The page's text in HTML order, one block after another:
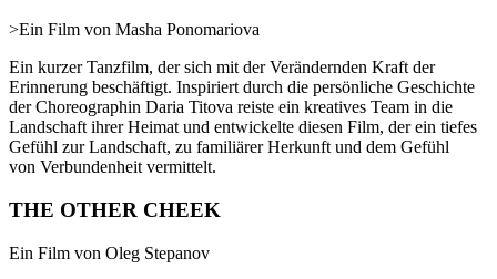
>Ein Film von Masha Ponomariova
Ein kurzer Tanzfilm, der sich mit der Verändernden Kraft der
Erinnerung beschäftigt. Inspiriert durch die persönliche Geschichte
der Choreographin Daria Titova reiste ein kreatives Team in die
Landschaft ihrer Heimat und entwickelte diesen Film, der ein tiefes
Gefühl zur Landschaft, zu familiärer Herkunft und dem Gefühl
von Verbundenheit vermittelt.
THE OTHER CHEEK
Ein Film von Oleg Stepanov